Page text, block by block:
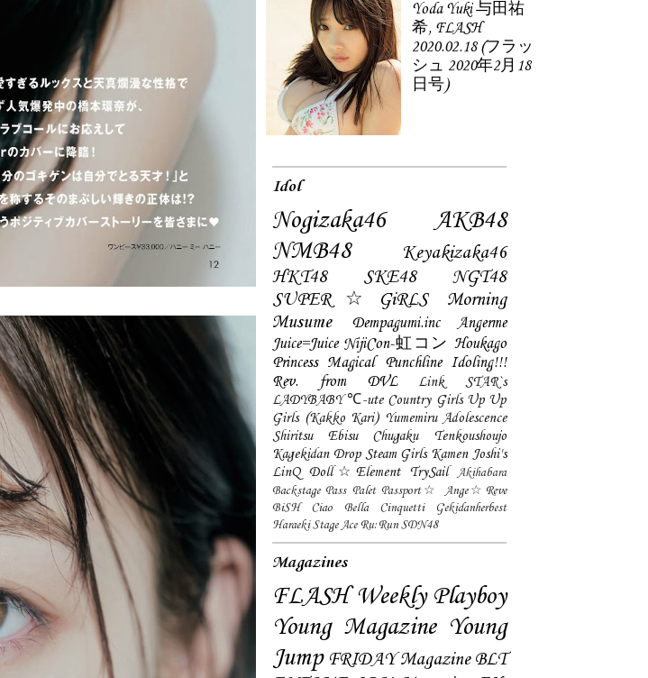
Yoda Yuki 与田祐
希, FLASH
2020.02.18 (フラッ
シュ 2020年2月18
日号)
Idol
Nogizaka46
AKB48
NMB48
Keyakizaka46
HKT48
SKE48
NGT48
SUPER☆GiRLS
Morning
Musume
Dempagumi.inc
Angerme
Juice=Juice NijiCon-虹コン Houkago
Princess Magical Punchline Idoling!!!
Rev. from DVL
Link STAR`s
LADYBABY ℃-ute Country Girls Up Up
Girls (Kakko Kari) Yumemiru Adolescence
Shiritsu Ebisu Chugaku
Tenkoushoujo
Kagekidan Drop Steam Girls Kamen Joshi's
LinQ Doll☆Element TrySail
Akihabara
Backstage Pass Palet Passport☆
Ange☆Reve
BiSH
Ciao Bella Cinquetti
Gekidanherbest
Haraeki Stage Ace Ru:Run SDN48
Magazines
FLASH Weekly Playboy
Young Magazine Young
Jump FRIDAY Magazine BLT